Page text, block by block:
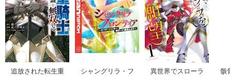
追放された転生重
シャングリラ・フ
異世界でスローラ
骸